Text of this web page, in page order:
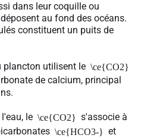
dans leur coquille ou
au fond des océans.
constituent un puits de
plancton utilisent le \ce{CO2}
de calcium, principal
le \ce{CO2} s'associe à
\ce{HCO3-} et